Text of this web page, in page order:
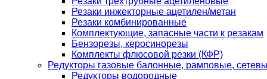
Резаки инжекторные ацетилен/метан
Резаки комбинированные
Комплектующие, запасные части к резакам
Бензорезы, керосинорезы
Комплекты флюсовой резки (КФР)
Редукторы газовые балонные, рамповые,
Редукторы водородные